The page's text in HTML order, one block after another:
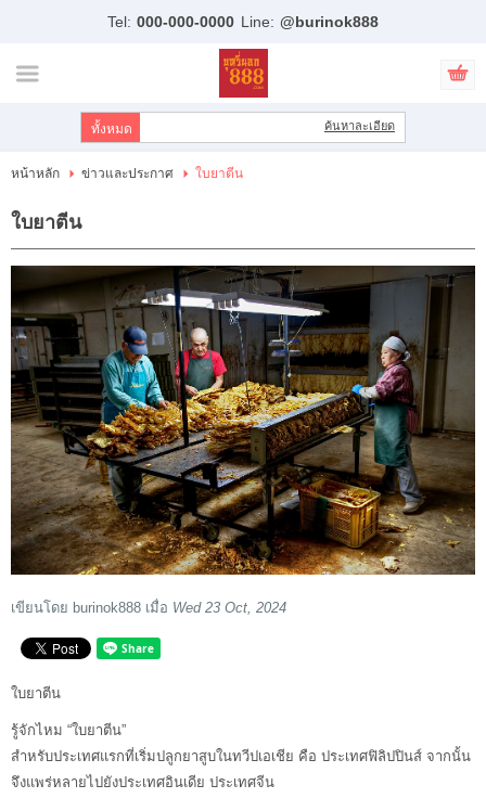
สมัครสมาชิก
สินค้าที่สนใจ ( 0 )
หน้าหลัก
แบรนด์
บัญชีผู้ใช้
ขั้นตอนการสั่งซื้อ
แจ้งชำระเงิน
Tel: 000-000-0000 Line: @burinok888
ค้นหาละเอียด
หน้าหลัก ข่าวและประกาศ ใบยาตีน
ใบยาตีน
เขียนโดย burinok888 เมื่อ Wed 23 Oct, 2024
ใบยาตีน
รู้จักไหม “ใบยาตีน”
สำหรับประเทศแรกที่เริ่มปลูกยาสูบในทวีปเอเชีย คือ ประเทศฟิลิปปินส์ จากนั้น
จึงแพร่หลายไปยังประเทศอินเดีย ประเทศจีน